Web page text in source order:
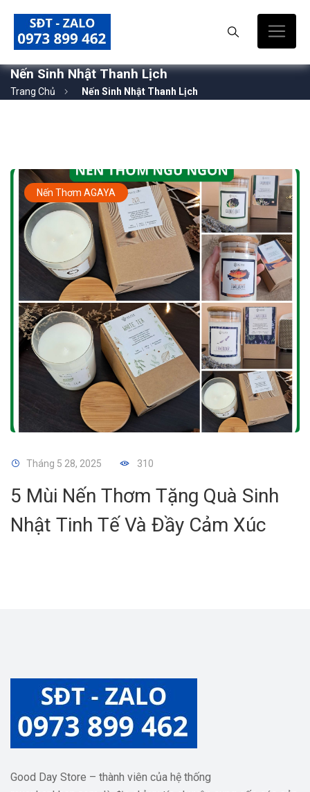
Nến Sinh Nhật Thanh Lịch
Trang Chủ Nến Sinh Nhật Thanh Lịch
Nến Thơm AGAYA
Tháng 5 28, 2025 310
5 Mùi Nến Thơm Tặng Quà Sinh
Nhật Tinh Tế Và Đầy Cảm Xúc
Good Day Store – thành viên của hệ thống